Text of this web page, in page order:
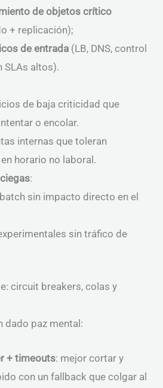
de objetos crítico
+ replicación);
de entrada(LB, DNS, control
SLAs altos).
de baja criticidad que
o encolar.
internas que toleran
horario no laboral.
:
sin impacto directo en el
sin tráfico de
circuit breakers, colas y
dado paz mental:
+ timeouts: mejor cortar y
con un fallback que colgar al